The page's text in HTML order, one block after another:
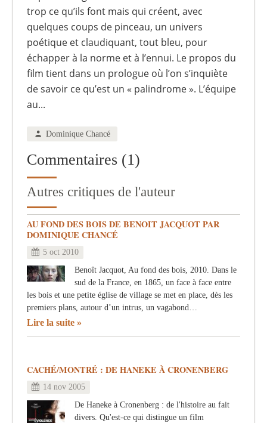
trop ce qu’ils font mais qui créent, avec
quelques coups de pinceau, un univers
poétique et claudiquant, tout bleu, pour
échapper à la norme et à l’ennui. Le propos du
film tient dans un prologue où l’on s’inquiète
de savoir ce qu’est un « palindrome ». L’équipe
au...
Dominique Chancé
Commentaires (1)
Autres critiques de l'auteur
AU FOND DES BOIS DE BENOIT JACQUOT PAR
DOMINIQUE CHANCÉ
5 oct 2010
Benoît Jacquot, Au fond des bois, 2010. Dans le
sud de la France, en 1865, un face à face entre
les bois et une petite église de village se met en place, dès les
premiers plans, autour d’un intrus, un vagabond…
Lire la suite
CACHÉ/MONTRÉ : DE HANEKE À CRONENBERG
14 nov 2005
De Haneke à Cronenberg : de l'histoire au fait
divers. Qu'est-ce qui distingue un film